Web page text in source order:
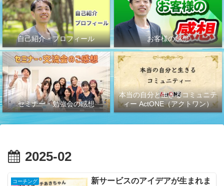
自己紹介・プロフィール お客様の感想
セミナー・勉強会の感想
本当の自分と生きるコミュニテ
ィー ActONE（アクトワン）
2025-02
コーチング
新サービスのアイデアが生まれま